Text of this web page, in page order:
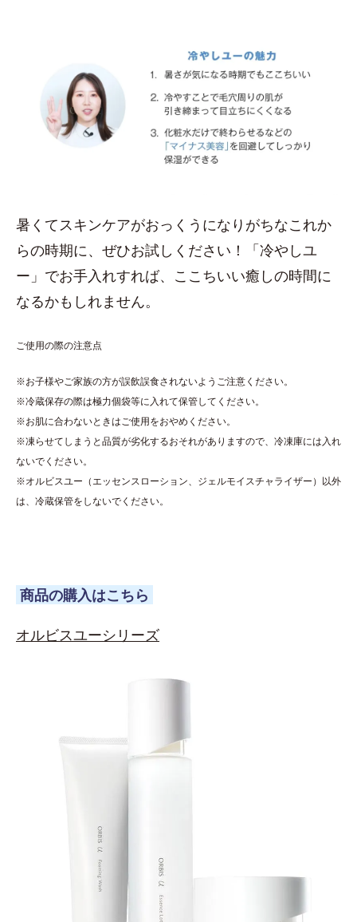
暑くてスキンケアがおっくうになりがちなこれか
らの時期に、ぜひお試しください！「冷やしユ
ー」でお手入れすれば、ここちいい癒しの時間に
なるかもしれません。
ご使用の際の注意点
※お子様やご家族の方が誤飲誤食されないようご注意ください。
※冷蔵保存の際は極力個袋等に入れて保管してください。
※お肌に合わないときはご使用をおやめください。
※凍らせてしまうと品質が劣化するおそれがありますので、冷凍庫には入れ
ないでください。
※オルビスユー（エッセンスローション、ジェルモイスチャライザー）以外
は、冷蔵保管をしないでください。
商品の購入はこちら
オルビスユーシリーズ